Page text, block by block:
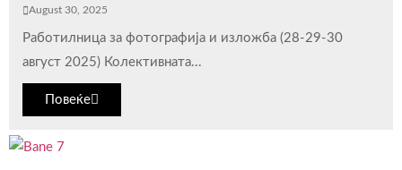
August 30, 2025
Работилница за фотографија и изложба (28-29-30
август 2025) Колективната...
Повеќе